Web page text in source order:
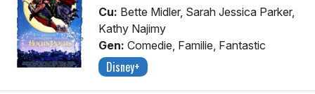
Cu: Bette Midler, Sarah Jessica Parker,
Kathy Najimy
Gen: Comedie, Familie, Fantastic
Disney+